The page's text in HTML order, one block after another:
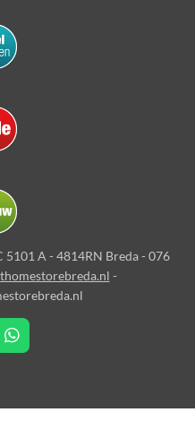
5101 A - 4814RN Breda - 076
-
W
h
s